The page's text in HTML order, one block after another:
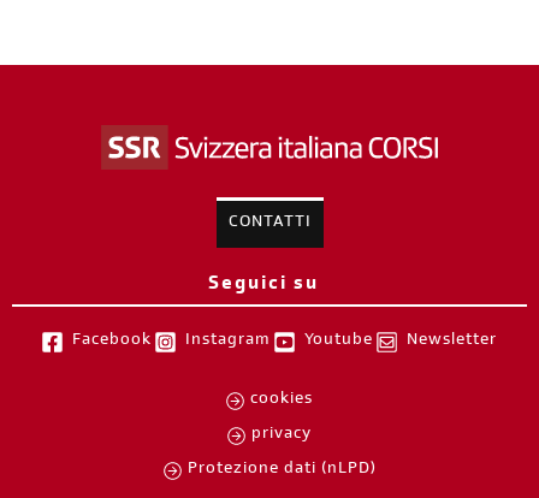
CONTATTI
Seguici su
Facebook Instagram Youtube Newsletter
cookies
privacy
Protezione dati (nLPD)